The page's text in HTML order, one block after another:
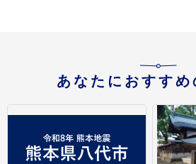
あなたにおすすめ